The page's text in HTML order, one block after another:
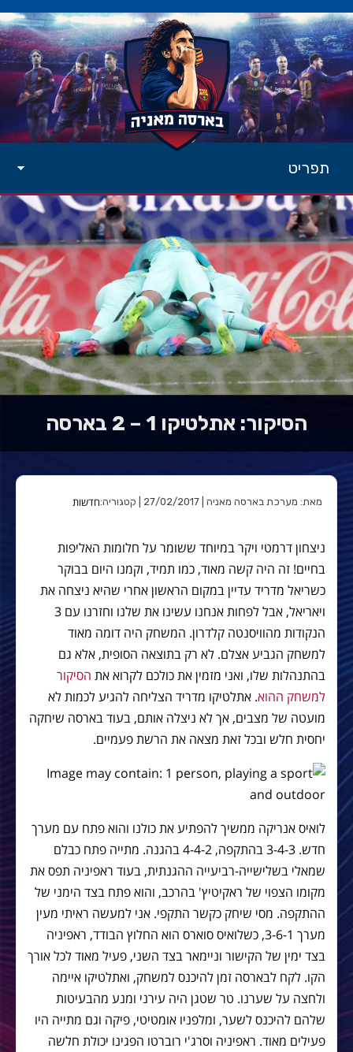
תפריט
הסיקור: אתלטיקו 1 – 2 בארסה
מאת: מערכת בארסה מאניה | 27/02/2017 | קטגוריה: חדשות
ניצחון דרמטי ויקר במיוחד ששומר על חלומות האליפות
בחיים! זה היה קשה מאוד, כמו תמיד, וקמנו היום בבוקר
כשריאל מדריד עדיין במקום הראשון אחרי שהיא ניצחה את
ויאריאל, אבל לפחות אנחנו עשינו את שלנו וחזרנו עם 3
הנקודות מהוויסנטה קלדרון. המשחק היה דומה מאוד
למשחק הגביע אצלם. לא רק בתוצאה הסופית, אלא גם
בהתנהלות שלו, ואני מזמין את כולכם לקרוא את הסיקור
למשחק ההוא. אתלטיקו מדריד הצליחה להגיע לכמות לא
מועטה של מצבים, אך לא ניצלה אותם, בעוד בארסה שיחקה
יחסית חלש ובכל זאת מצאה את הרשת פעמיים.
לואיס אנריקה ממשיך להפתיע את כולנו והוא פתח עם מערך
חדש. 3-4-3 בהתקפה, 4-4-2 בהגנה. מתייה פתח כבלם
שמאלי בשלישייה-רביעייה ההגנתית, בעוד ראפיניה תפס את
מקומו הצפוי של ראקיטיץ' בהרכב, והוא פתח בצד הימני של
ההתקפה. מסי שיחק כקשר התקפי. אני למעשה ראיתי מעין
מערך 3-6-1, כשלואיס סוארס הוא החלוץ הבודד, ראפיניה
בצד ימין של הקישור וניימאר בצד השני, פעיל מאוד לכל אורך
הקו. לקח לבארסה זמן להיכנס למשחק, ואתלטיקו איימה
ולחצה על שערנו. טר שטגן היה עירני ומנע מהבעיטות
שלהם להיכנס לשער, ומלפניו אומטיטי, פיקה וגם מתייה היו
פעילים מאוד. ראפיניה וסרג'י רוברטו הפגינו יכולת חלשה